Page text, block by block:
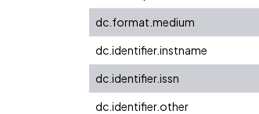
dc.format.medium
dc.identifier.instname
dc.identifier.issn
dc.identifier.other